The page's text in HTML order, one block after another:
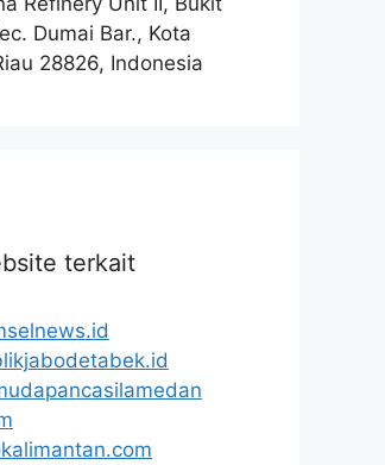
Dumai Bar., Kota
28826, Indonesia
terkait